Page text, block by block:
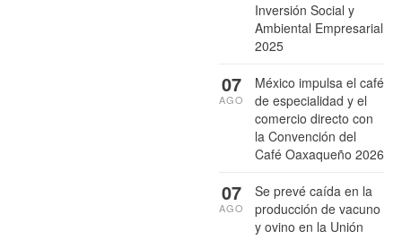
Inversión Social y
Ambiental Empresarial
2025
México impulsa el café
de especialidad y el
comercio directo con
la Convención del
Café Oaxaqueño 2026
07
AGO
Se prevé caída en la
producción de vacuno
y ovino en la Unión
07
AGO